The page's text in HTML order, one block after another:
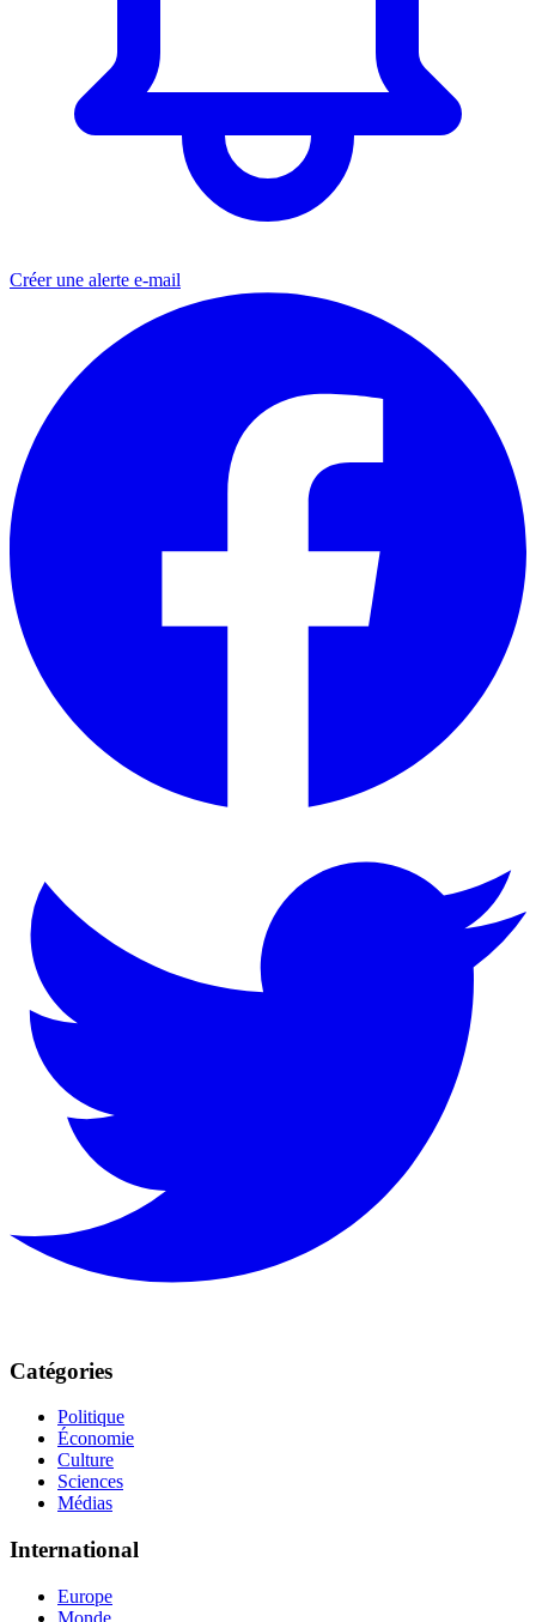
Créer une alerte e-mail
Catégories
Politique
Économie
Culture
Sciences
Médias
International
Europe
Monde